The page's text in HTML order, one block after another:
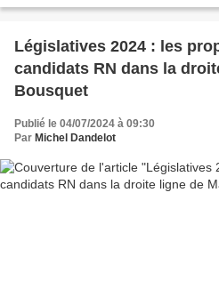
Législatives 2024 : les
candidats RN dans la
Bousquet
Publié le 04/07/2024 à 09:30
Par Michel Dandelot